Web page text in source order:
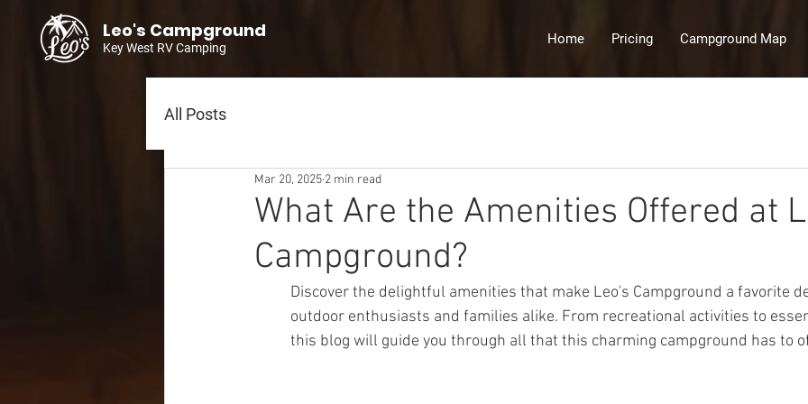
Leo's Campground
Key West RV Camping
Home Pricing Campground Map
All Posts
What Are the Amenities Offered at
Campground?
Mar 20, 2025 2 min read
Discover the delightful amenities that make Leo's Campground a favorite
outdoor enthusiasts and families alike. From recreational activities to
this blog will guide you through all that this charming campground has to